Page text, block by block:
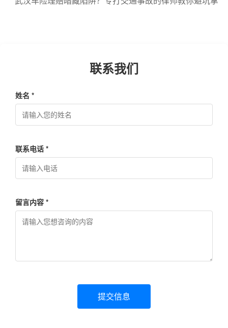
联系我们
姓名 *
联系电话 *
留言内容 *
提交信息